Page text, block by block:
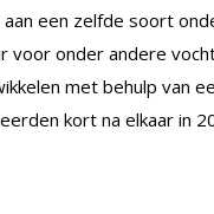
een zelfde soort
onder andere
met behulp van
kort na elkaar in